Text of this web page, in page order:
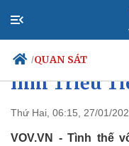
/QUAN SÁT
Chính trị
Ukraine gặp
thần quyết
lính Triều
Thứ Hai, 06:15, 27/01/
VOV.VN - Tình thế